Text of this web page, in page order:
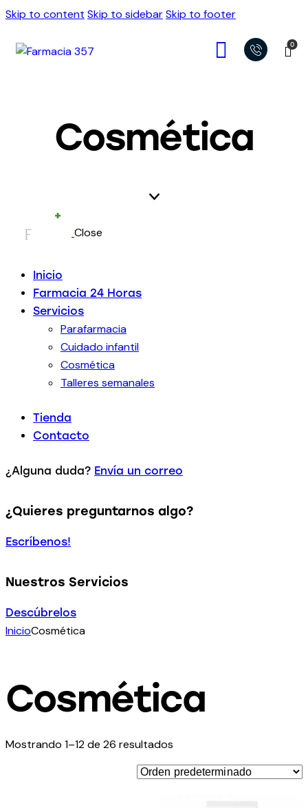
Skip to content Skip to sidebarSkip to footer
0
Cosmética
Close
Inicio
Farmacia 24 Horas
Servicios
Parafarmacia
Cuidado infantil
Cosmética
Talleres semanales
Tienda
Contacto
¿Alguna duda? Envía un correo
¿Quieres preguntarnos algo?
Escríbenos!
Nuestros Servicios
Descúbrelos
InicioCosmética
Cosmética
Mostrando 1–12 de 26 resultados